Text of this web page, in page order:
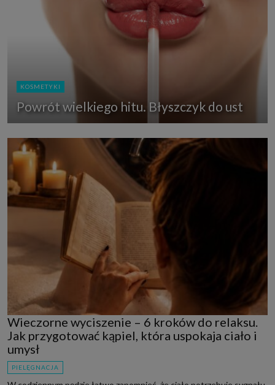
KOSMETYKI
Powrót wielkiego hitu. Błyszczyk do ust
Wieczorne wyciszenie – 6 kroków do relaksu.
Jak przygotować kąpiel, która uspokaja ciało i
umysł
PIELĘGNACJA